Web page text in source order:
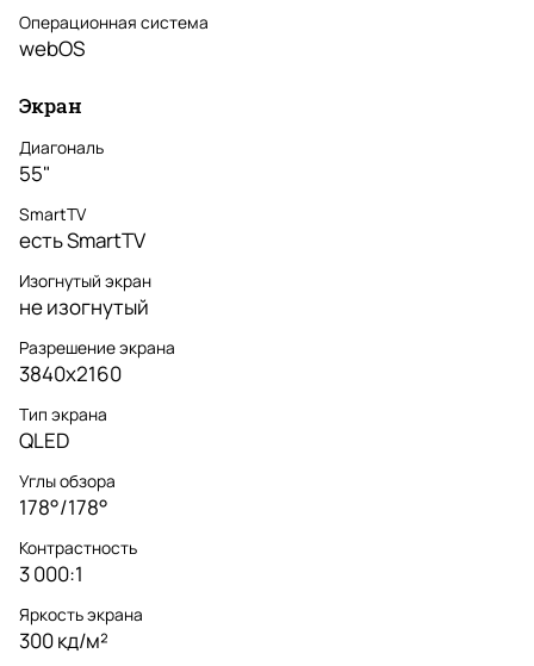
Операционная система
webOS
Экран
Диагональ
55"
SmartTV
есть SmartTV
Изогнутый экран
не изогнутый
Разрешение экрана
3840x2160
Тип экрана
QLED
Углы обзора
178°/178°
Контрастность
3 000:1
Яркость экрана
300 кд/м²